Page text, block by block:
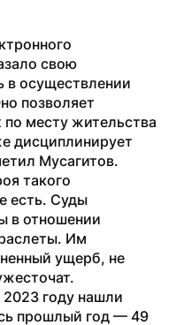
свою
в осуществлении
позволяет
месту жительства
дисциплинирует
Мусагитов.
такого
есть. Суды
в отношении
Им
ущерб, не
году нашли
прошлый год — 49